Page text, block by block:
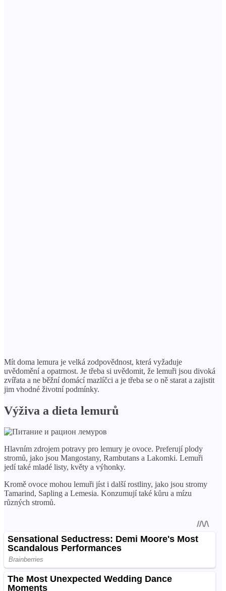
Mít doma lemura je velká zodpovědnost, která vyžaduje
uvědomění a opatrnost. Je třeba si uvědomit, že lemuři jsou divoká
zvířata a ne běžní domácí mazlíčci a je třeba se o ně starat a zajistit
jim vhodné životní podmínky.
Výživa a dieta lemurů
Hlavním zdrojem potravy pro lemury je ovoce. Preferují plody
stromů, jako jsou Mangostany, Rambutans a Lakomki. Lemuři
jedí také mladé listy, květy a výhonky.
Kromě ovoce mohou lemuři jíst i další rostliny, jako jsou stromy
Tamarind, Sapling a Lemesia. Konzumují také kůru a mízu
různých stromů.